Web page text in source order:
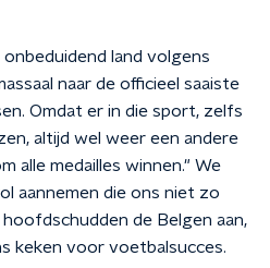
onbeduidend land volgens
naar de officieel saaiste
Omdat er in die sport, zelfs
altijd wel weer een andere
alle medailles winnen." We
aannemen die ons niet zo
de Belgen aan,
keken voor voetbalsucces.